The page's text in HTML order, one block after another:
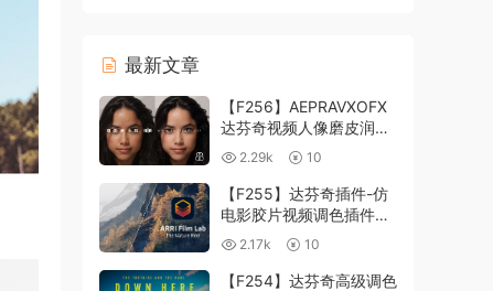
最新文章
【F256】AEPRAVXOFX
达芬奇视频人像磨皮润肤
美颜插件 Beauty Box
V6.0.3 Win
2.29k 10
【F255】达芬奇插件-仿
电影胶片视频调色插件
ARRI Film Lab 1.0.10 Win
2.17k 10
【F254】达芬奇高级调色